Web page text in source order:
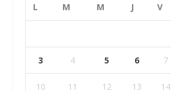
L M M J V
3 4 5 6 7
10 11 12 13 14